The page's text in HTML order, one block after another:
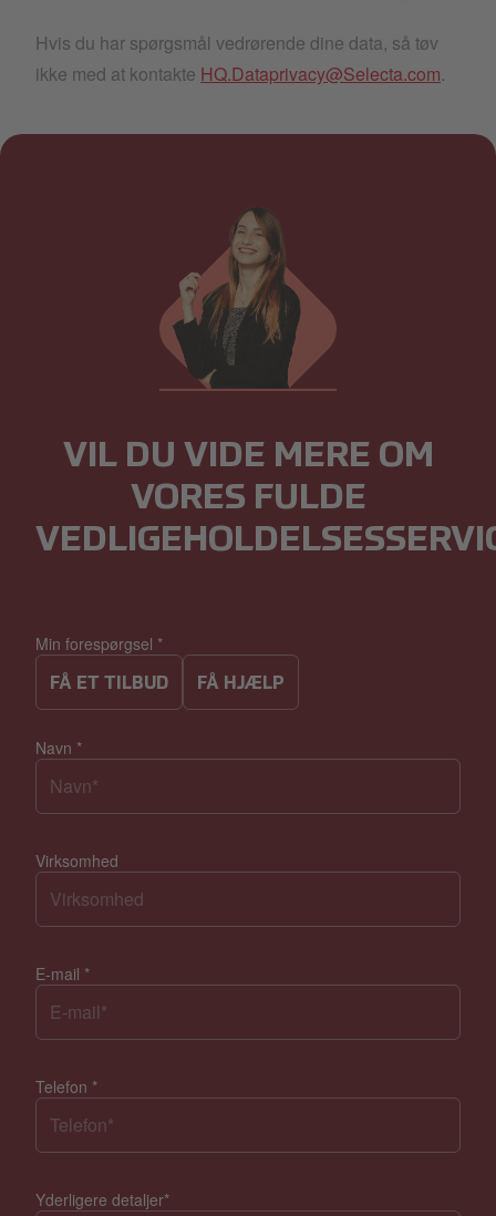
Hvis du har spørgsmål vedrørende dine data, så tøv
ikke med at kontakte HQ.Dataprivacy@Selecta.com.
Min forespørgsel *
FÅ ET TILBUD FÅ HJÆLP
Navn *
Virksomhed
E-mail *
Telefon *
Yderligere detaljer*
VIL DU VIDE MERE OM
VORES FULDE